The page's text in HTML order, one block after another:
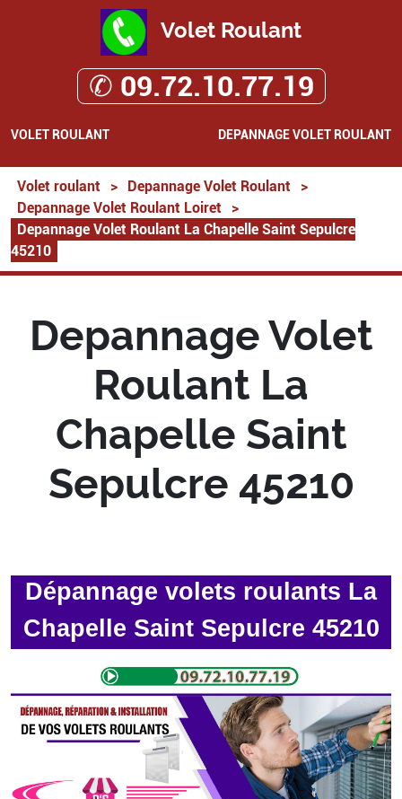
Volet Roulant
✆ 09.72.10.77.19
VOLET ROULANT DEPANNAGE VOLET ROULANT
Volet roulant > Depannage Volet Roulant
>
Depannage Volet Roulant Loiret
>
Depannage Volet Roulant La Chapelle Saint Sepulcre
45210
Depannage Volet
Roulant La
Chapelle Saint
Sepulcre 45210
Dépannage volets roulants La
Chapelle Saint Sepulcre 45210